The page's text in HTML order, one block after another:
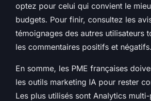
optez pour celui qui convient le
budgets. Pour finir, consultez les
témoignages des autres utilisateurs
les commentaires positifs et négatifs.
En somme, les PME françaises
les outils marketing IA pour rester
Les plus utilisés sont Analytics